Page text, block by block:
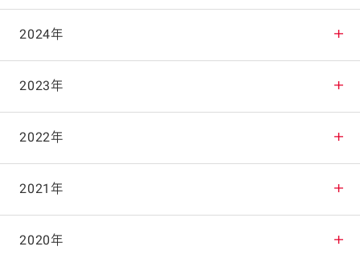
2025年12月
2025年11月
2025年10月
2025年9月
2025年8月
2024年
2024年12月
2024年11月
2024年10月
2024年9月
2023年
2023年12月
2023年11月
2023年10月
2022年
2022年12月
2022年11月
2021年
2021年12月
2020年